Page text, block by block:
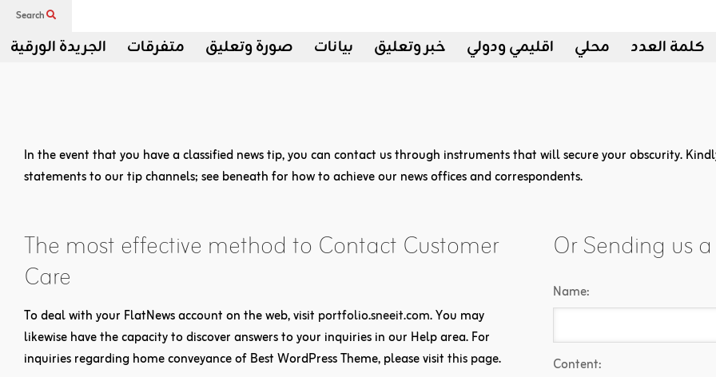
Search
الجريدة الورقية متفرقات صورة وتعليق بيانات خبر وتعليق اقليمي ودولي محلي كلمة العدد
In the event that you have a classified news tip, you can contact us through instruments that will secure your obscurity.
statements to our tip channels; see beneath for how to achieve our news offices and correspondents.
The most effective method to Contact Customer
Care
To deal with your FlatNews account on the web, visit portfolio.sneeit.com. You may
likewise have the capacity to discover answers to your inquiries in our Help area. For
inquiries regarding home conveyance of Best WordPress Theme, please visitthis page.
Or Sending us
Name:
Content: